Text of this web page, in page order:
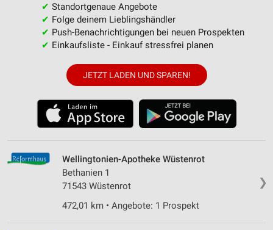
✔ Standortgenaue Angebote
✔ Folge deinem Lieblingshändler
✔ Push-Benachrichtigungen bei neuen Prospekten
✔ Einkaufsliste - Einkauf stressfrei planen
JETZT LADEN UND SPAREN!
❯
Wellingtonien-Apotheke Wüstenrot
Bethanien 1
71543 Wüstenrot
472,01 km • Angebote: 1 Prospekt